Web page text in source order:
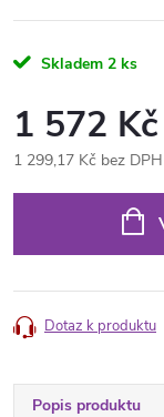
Skladem 2 ks
1 572 Kč
1 299,17 Kč bez DPH
Dotaz k produktu
Popis produktu